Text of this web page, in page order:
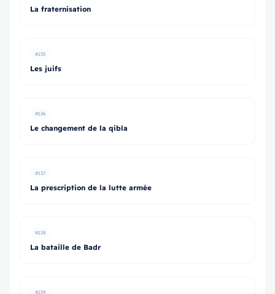
La fraternisation
#135
Les juifs
#136
Le changement de la qibla
#137
La prescription de la lutte armée
#138
La bataille de Badr
#139